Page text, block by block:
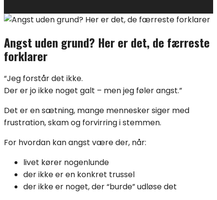
Angst uden grund? Her er det, de færreste
forklarer
“Jeg forstår det ikke.
Der er jo ikke noget galt – men jeg føler angst.”
Det er en sætning, mange mennesker siger med
frustration, skam og forvirring i stemmen.
For hvordan kan angst være der, når:
livet kører nogenlunde
der ikke er en konkret trussel
der ikke er noget, der “burde” udløse det